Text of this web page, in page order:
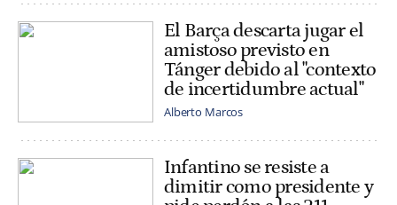
El Barça descarta jugar el
amistoso previsto en
Tánger debido al "contexto
de incertidumbre actual"
Alberto Marcos
Infantino se resiste a
dimitir como presidente y